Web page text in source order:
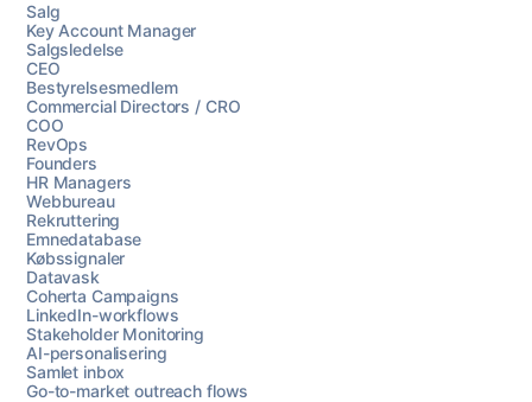
Salg
Key Account Manager
Salgsledelse
CEO
Bestyrelsesmedlem
Commercial Directors / CRO
COO
RevOps
Founders
HR Managers
Webbureau
Rekruttering
Emnedatabase
Købssignaler
Datavask
Coherta Campaigns
LinkedIn-workflows
Stakeholder Monitoring
AI-personalisering
Samlet inbox
Go-to-market outreach flows